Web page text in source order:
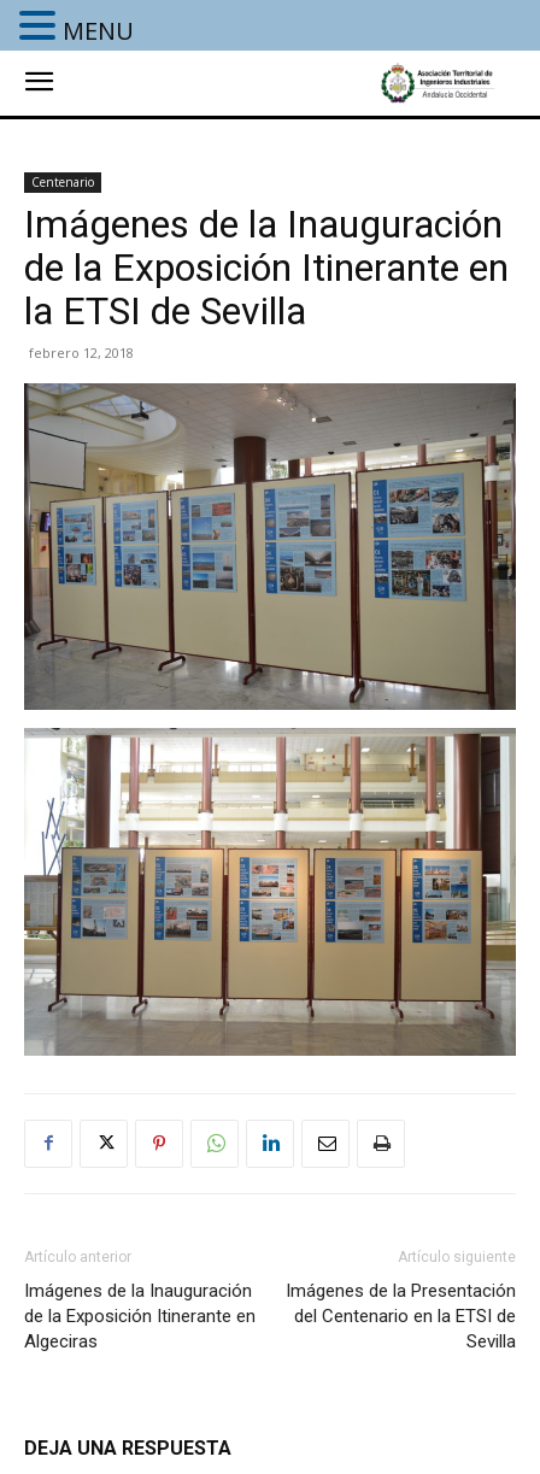
Centenario
Imágenes de la Inauguración
de la Exposición Itinerante en
la ETSI de Sevilla
febrero 12, 2018
Artículo anterior
Imágenes de la Inauguración
de la Exposición Itinerante en
Algeciras
Artículo siguiente
Imágenes de la Presentación
del Centenario en la ETSI de
Sevilla
DEJA UNA RESPUESTA
MENU